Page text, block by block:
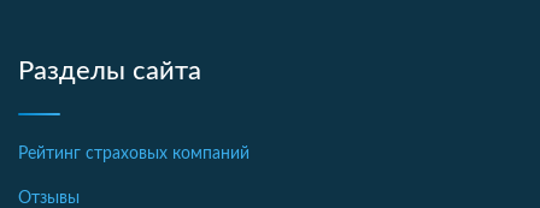
Разделы сайта
Рейтинг страховых компаний
Отзывы